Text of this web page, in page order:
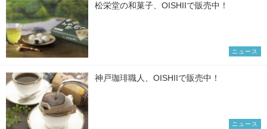
松栄堂の和菓子、OISHIIで販売中！
ニュース
神戸珈琲職人、OISHIIで販売中！
ニュース